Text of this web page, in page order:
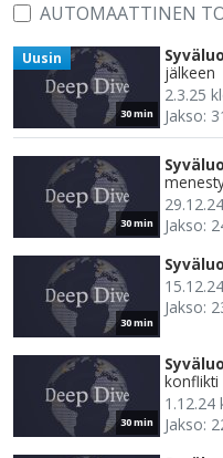
AUTOMAATTINEN
30 min
Uusin
jälkeen
2.3.25
Jakso:
30 min
Jakso:
30 min
Jakso:
30 min
konflikti
1.12.24
Jakso: